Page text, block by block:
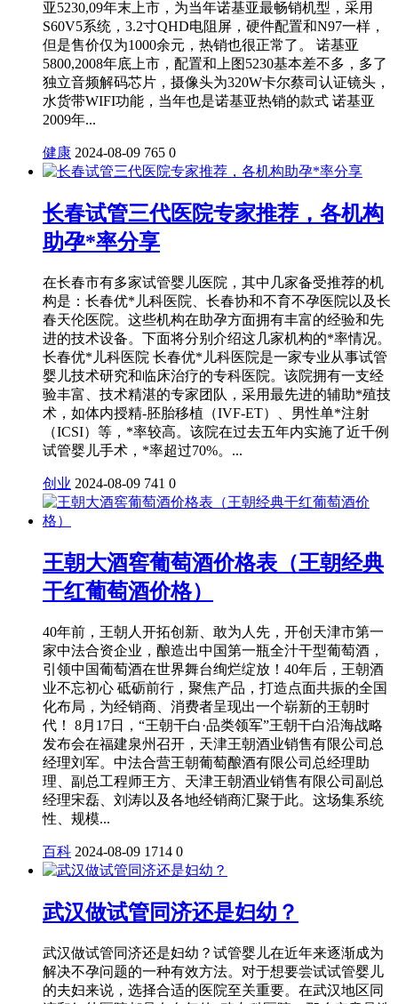
亚5230,09年末上市，为当年诺基亚最畅销机型，采用
S60V5系统，3.2寸QHD电阻屏，硬件配置和N97一样，
但是售价仅为1000余元，热销也很正常了。 诺基亚
5800,2008年底上市，配置和上图5230基本差不多，多了
独立音频解码芯片，摄像头为320W卡尔蔡司认证镜头，
水货带WIFI功能，当年也是诺基亚热销的款式 诺基亚
2009年...
健康 2024-08-09 765 0
长春试管三代医院专家推荐，各机构
助孕*率分享
在长春市有多家试管婴儿医院，其中几家备受推荐的机
构是：长春优*儿科医院、长春协和不育不孕医院以及长
春天伦医院。这些机构在助孕方面拥有丰富的经验和先
进的技术设备。下面将分别介绍这几家机构的*率情况。
长春优*儿科医院 长春优*儿科医院是一家专业从事试管
婴儿技术研究和临床治疗的专科医院。该院拥有一支经
验丰富、技术精湛的专家团队，采用最先进的辅助*殖技
术，如体内授精-胚胎移植（IVF-ET）、男性单*注射
（ICSI）等，*率较高。该院在过去五年内实施了近千例
试管婴儿手术，*率超过70%。...
创业 2024-08-09 741 0
王朝大酒窖葡萄酒价格表（王朝经典
干红葡萄酒价格）
40年前，王朝人开拓创新、敢为人先，开创天津市第一
家中法合资企业，酿造出中国第一瓶全汁干型葡萄酒，
引领中国葡萄酒在世界舞台绚烂绽放！40年后，王朝酒
业不忘初心 砥砺前行，聚焦产品，打造点面共振的全国
化布局，为经销商、消费者呈现出一个崭新的王朝时
代！ 8月17日，“王朝干白·品类领军”王朝干白沿海战略
发布会在福建泉州召开，天津王朝酒业销售有限公司总
经理刘军。中法合营王朝葡萄酿酒有限公司总经理助
理、副总工程师王方、天津王朝酒业销售有限公司副总
经理宋磊、刘涛以及各地经销商汇聚于此。这场集系统
性、规模...
百科 2024-08-09 1714 0
武汉做试管同济还是妇幼？
武汉做试管同济还是妇幼？试管婴儿在近年来逐渐成为
解决不孕问题的一种有效方法。对于想要尝试试管婴儿
的夫妇来说，选择合适的医院至关重要。在武汉地区同